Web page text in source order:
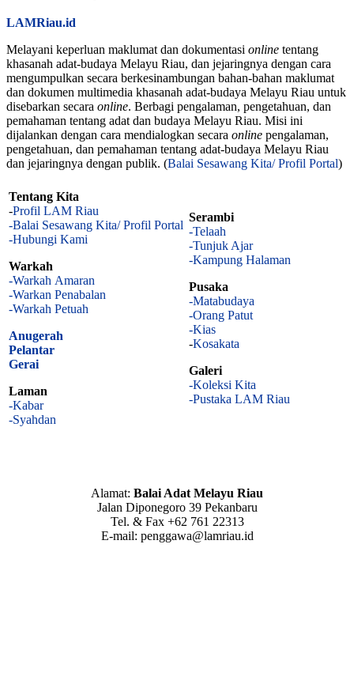
LAMRiau.id
Melayani keperluan maklumat dan dokumentasi online tentang
khasanah adat-budaya Melayu Riau, dan jejaringnya dengan cara
mengumpulkan secara berkesinambungan bahan-bahan maklumat
dan dokumen multimedia khasanah adat-budaya Melayu Riau untuk
disebarkan secara online. Berbagi pengalaman, pengetahuan, dan
pemahaman tentang adat dan budaya Melayu Riau. Misi ini
dijalankan dengan cara mendialogkan secara online pengalaman,
pengetahuan, dan pemahaman tentang adat-budaya Melayu Riau
dan jejaringnya dengan publik. (Balai Sesawang Kita/ Profil Portal)
Tentang Kita
-Profil LAM Riau
-Balai Sesawang Kita/ Profil Portal
-Hubungi Kami
Warkah
-Warkah Amaran
-Warkan Penabalan
-Warkah Petuah
Anugerah
Pelantar
Gerai
Laman
-Kabar
-Syahdan
Serambi
-Telaah
-Tunjuk Ajar
-Kampung Halaman
Pusaka
-Matabudaya
-Orang Patut
-Kias
-Kosakata
Galeri
-Koleksi Kita
-Pustaka LAM Riau
Alamat: Balai Adat Melayu Riau
Jalan Diponegoro 39 Pekanbaru
Tel. & Fax +62 761 22313
E-mail: penggawa@lamriau.id